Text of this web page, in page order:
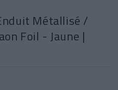
Métallisé /
Foil - Jaune |